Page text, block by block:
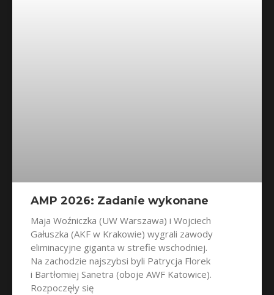
AMP 2026: Zadanie wykonane
Maja Woźniczka (UW Warszawa) i Wojciech
Gałuszka (AKF w Krakowie) wygrali zawody
eliminacyjne giganta w strefie wschodniej.
Na zachodzie najszybsi byli Patrycja Florek
i Bartłomiej Sanetra (oboje AWF Katowice).
Rozpoczęły się